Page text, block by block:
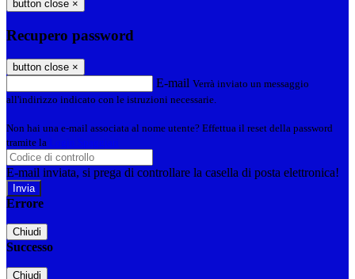
button close ×
Recupero password
button close ×
E-mail Verrà inviato un messaggio
all'indirizzo indicato con le istruzioni necessarie.
Non hai una e-mail associata al nome utente? Effettua il reset della password
tramite la Login Spaggiari
E-mail inviata, si prega di controllare la casella di posta elettronica!
Errore
Chiudi
Successo
Chiudi